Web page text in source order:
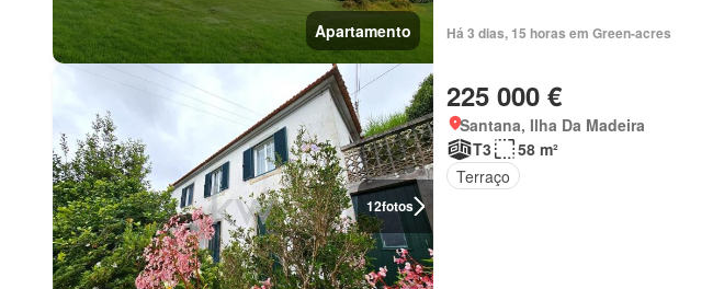
Apartamento Há 3 dias, 15 horas em Green-acres
12fotos
225 000 €
Santana, Ilha Da Madeira
T3
58 m²
Terraço